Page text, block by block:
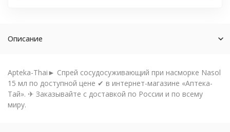
Описание
Apteka-Thai► Спрей сосудосуживающий при насморке Nasol
15 мл по доступной цене ✔ в интернет-магазине «Аптека-
Тай». ✈ Заказывайте с доставкой по России и по всему
миру.